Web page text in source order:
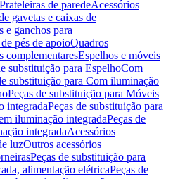
Prateleiras de paredeAcessórios
gavetas e caixas de
e ganchos para
pés de apoioQuadros
complementaresEspelhos e móveis
substituição para EspelhoCom
substituição para Com iluminação
Peças de substituição para Móveis
integradaPeças de substituição para
iluminação integradaPeças de
integradaAcessórios
luzOutros acessórios
Peças de substituição para
alimentação elétricaPeças de